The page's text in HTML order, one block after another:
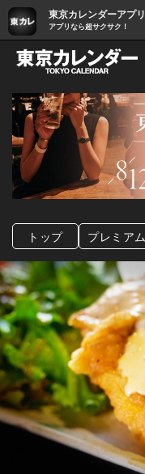
東京カレンダーアプリ
アプリなら超サクサク！
トップ プレミアム